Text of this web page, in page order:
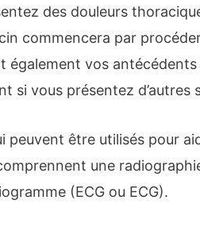
des douleurs
commencera par
également vos
si vous présentez d’autres
peuvent être utilisés pour
une
(ECG ou ECG).